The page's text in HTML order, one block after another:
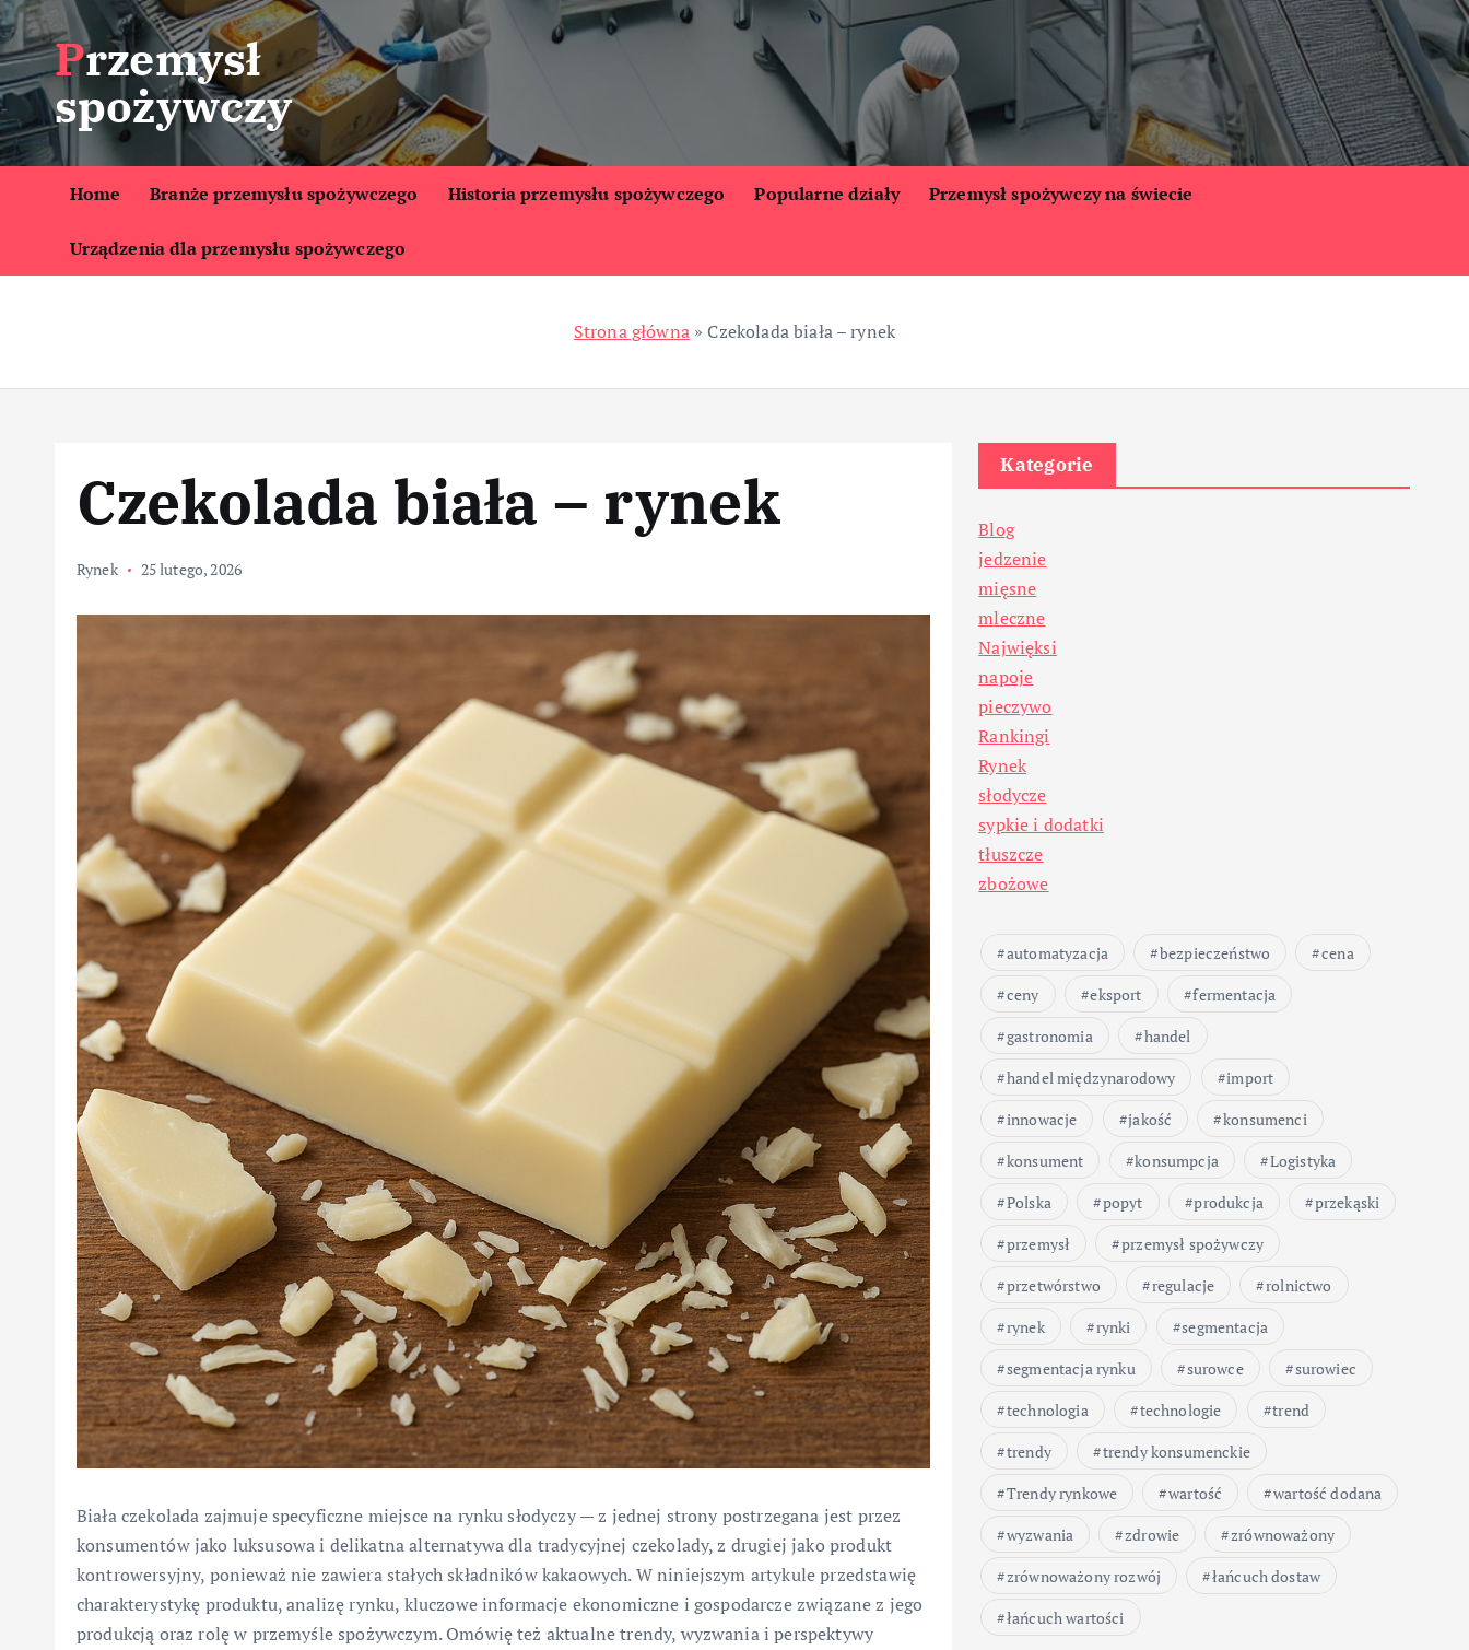
S
k
i
p
t
o
t
Przemysł
spożywczy
Home Branże przemysłu spożywczego Historia przemysłu spożywczego Popularne działy Przemysł spożywczy na świecie
Urządzenia dla przemysłu spożywczego
Strona główna» Czekolada biała – rynek
Czekolada biała – rynek
Rynek 25 lutego, 2026
Biała czekolada zajmuje specyficzne miejsce na rynku słodyczy — z jednej strony postrzegana jest przez
konsumentów jako luksusowa i delikatna alternatywa dla tradycyjnej czekolady, z drugiej jako produkt
kontrowersyjny, ponieważ nie zawiera stałych składników kakaowych. W niniejszym artykule przedstawię
charakterystykę produktu, analizę rynku, kluczowe informacje ekonomiczne i gospodarcze związane z jego
produkcją oraz rolę w przemyśle spożywczym. Omówię też aktualne trendy, wyzwania i perspektywy
Kategorie
Blog
jedzenie
mięsne
mleczne
Najwięksi
napoje
pieczywo
Rankingi
Rynek
słodycze
sypkie i dodatki
tłuszcze
zbożowe
automatyzacja bezpieczeństwo
cena
ceny
eksport
fermentacja
gastronomia
handel
handel międzynarodowy
import
innowacje
jakość
konsumenci
konsument
konsumpcja
Logistyka
Polska
popyt produkcja
przekąski
przemysł
przemysł spożywczy
przetwórstwo
regulacje
rolnictwo
rynek
rynki
segmentacja
segmentacja rynku
surowce
surowiec
technologia
technologie
trend
trendy
trendy konsumenckie
Trendy rynkowe
wartość
wartość dodana
wyzwania
zdrowie
zrównoważony
zrównoważony rozwój
łańcuch dostaw
łańcuch wartości